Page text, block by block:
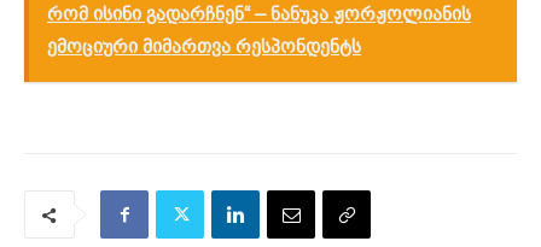
რომ ისინი გადარჩნენ“ – ნანუკა ჟორჟოლიანის
ემოციური მიმართვა რესპონდენტს